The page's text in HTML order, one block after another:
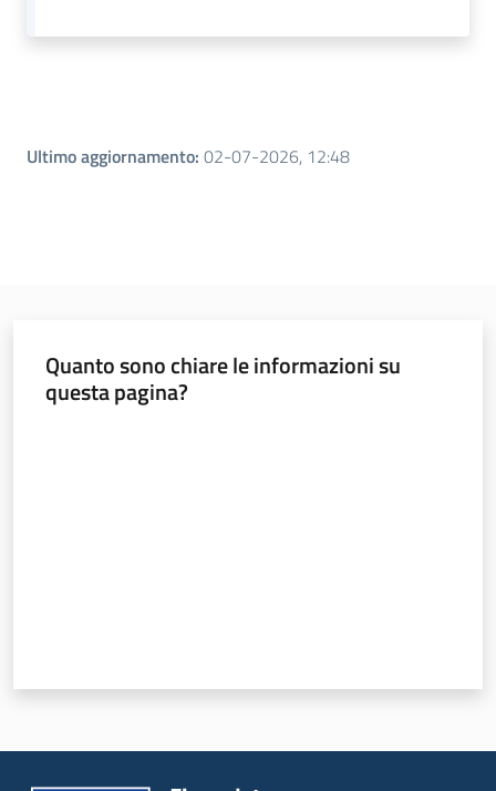
Ultimo aggiornamento: 02-07-2026, 12:48
Quanto sono chiare le informazioni su
questa pagina?